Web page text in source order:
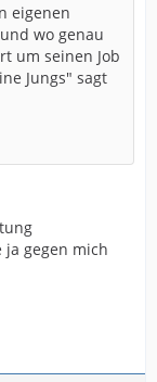
eigenen
wo genau
um seinen Job
Jungs" sagt
ja gegen mich